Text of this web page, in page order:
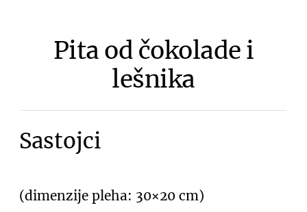
Pita od čokolade i
lešnika
Sastojci
(dimenzije pleha: 30×20 cm)